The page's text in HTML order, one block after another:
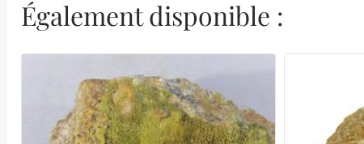
Également disponible :